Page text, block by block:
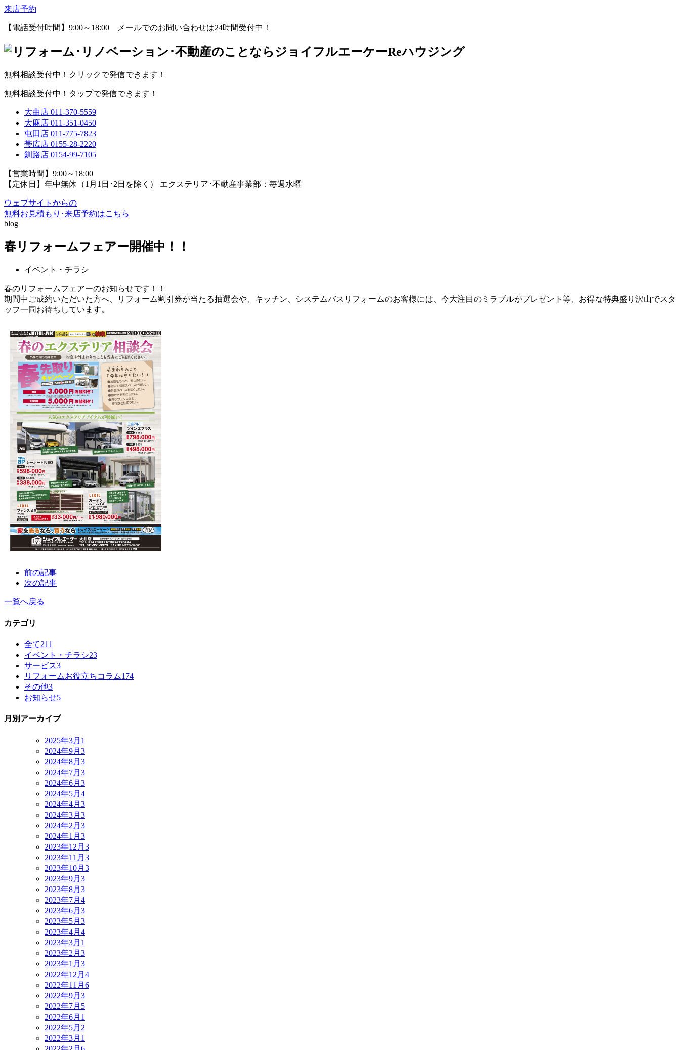
来店予約
【電話受付時間】9:00～18:00 メールでのお問い合わせは24時間受付中！
無料相談受付中！クリックで発信できます！
無料相談受付中！タップで発信できます！
大曲店 011-370-5559
大麻店 011-351-0450
屯田店 011-775-7823
帯広店 0155-28-2220
釧路店 0154-99-7105
【営業時間】9:00～18:00
【定休日】年中無休（1月1日･2日を除く） エクステリア･不動産事業部：毎週水曜
ウェブサイトからの
無料お見積もり･来店予約はこちら
blog
春リフォームフェアー開催中！！
イベント・チラシ
春のリフォームフェアーのお知らせです！！
期間中ご成約いただいた方へ、リフォーム割引券が当たる抽選会や、キッチン、システムバスリフォームのお客様には、今大注目のミラブルがプレゼント等、お得な特典盛り沢山でスタ
ッフ一同お待ちしています。
前の記事
次の記事
一覧へ戻る
カテゴリ
全て211
イベント・チラシ23
サービス3
リフォームお役立ちコラム174
その他3
お知らせ5
月別アーカイブ
2025年3月 1
2024年9月 3
2024年8月 3
2024年7月 3
2024年6月 3
2024年5月 4
2024年4月 3
2024年3月 3
2024年2月 3
2024年1月 3
2023年12月 3
2023年11月 3
2023年10月 3
2023年9月 3
2023年8月 3
2023年7月 4
2023年6月 3
2023年5月 3
2023年4月 4
2023年3月 1
2023年2月 3
2023年1月 3
2022年12月 4
2022年11月 6
2022年9月 3
2022年7月 5
2022年6月 1
2022年5月 2
2022年3月 1